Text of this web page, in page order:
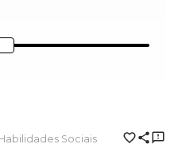
Sociais